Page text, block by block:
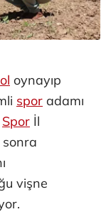
oynayıp
spor adamı
Spor İl
vişne